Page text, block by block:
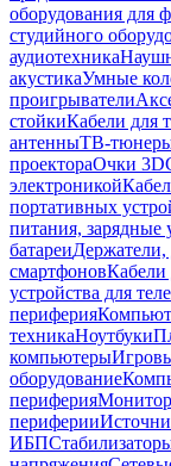
оборудования для
студийного
аудиотехника
акустикаУмные
проигрыватели
стойкиКабели для
антенныТВ-
проектораОчки 3D
электроникой
портативных
питания, зарядные
батареиДержатели,
смартфоновКабели
устройства для
периферия
техникаНоутбуки
компьютеры
оборудование
периферия
периферии
ИБП